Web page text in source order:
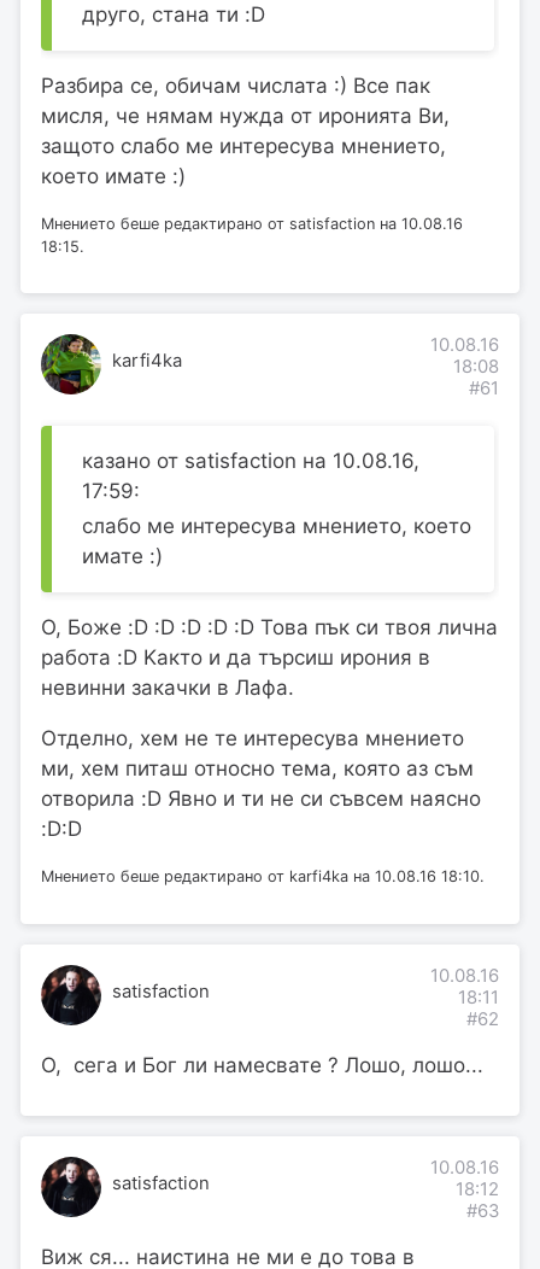
друго, стана ти :D
Разбира се, обичам числата :) Все пак
мисля, че нямам нужда от иронията Ви,
защото слабо ме интересува мнението,
което имате :)
Мнението беше редактирано от satisfaction на 10.08.16
18:15.
karfi4ka
10.08.16
18:08
#61
казано от satisfaction на 10.08.16,
17:59:
слабо ме интересува мнението, което
имате :)
О, Боже :D :D :D :D :D Това пък си твоя лична
работа :D Kaкто и да търсиш ирония в
невинни закачки в Лафа.
Отделно, хем не те интересува мнението
ми, хем питаш относно тема, която аз съм
отворила :D Явно и ти не си съвсем наясно
:D:D
Мнението беше редактирано от karfi4ka на 10.08.16 18:10.
satisfaction
10.08.16
18:11
#62
О, сега и Бог ли намесвате ? Лошо, лошо...
satisfaction
10.08.16
18:12
#63
Виж ся... наистина не ми е до това в